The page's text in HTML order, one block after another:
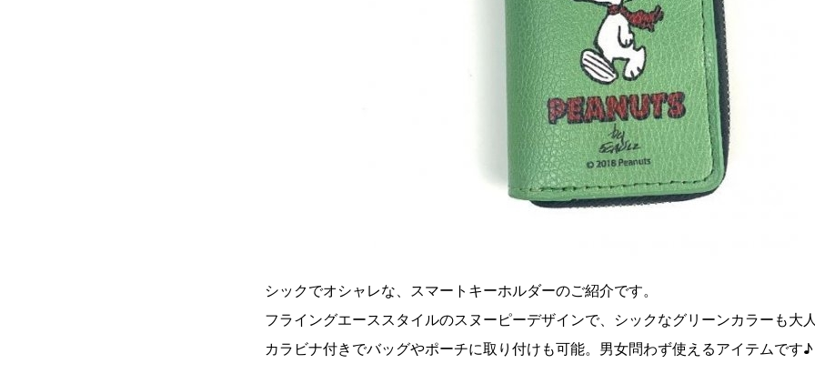
シックでオシャレな、スマートキーホルダーのご紹介です。
フライングエーススタイルのスヌーピーデザインで、シックなグリーンカラーも大
カラビナ付きでバッグやポーチに取り付けも可能。男女問わず使えるアイテムです♪